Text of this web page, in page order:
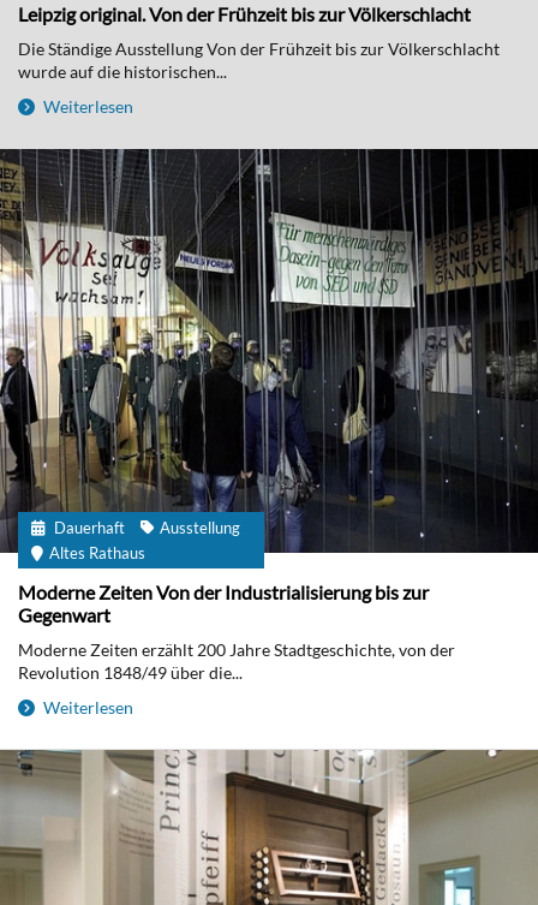
Leipzig original. Von der Frühzeit bis zur Völkerschlacht
Die Ständige Ausstellung Von der Frühzeit bis zur Völkerschlacht
wurde auf die historischen...
Weiterlesen
Dauerhaft
Ausstellung
Altes Rathaus
Moderne Zeiten Von der Industrialisierung bis zur
Gegenwart
Moderne Zeiten erzählt 200 Jahre Stadtgeschichte, von der
Revolution 1848/49 über die...
Weiterlesen